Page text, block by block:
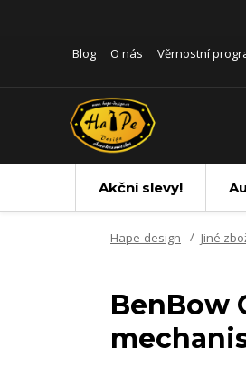
Blog O nás Věrnostní
Akční slevy!
Hape-design Jiné
BenBow